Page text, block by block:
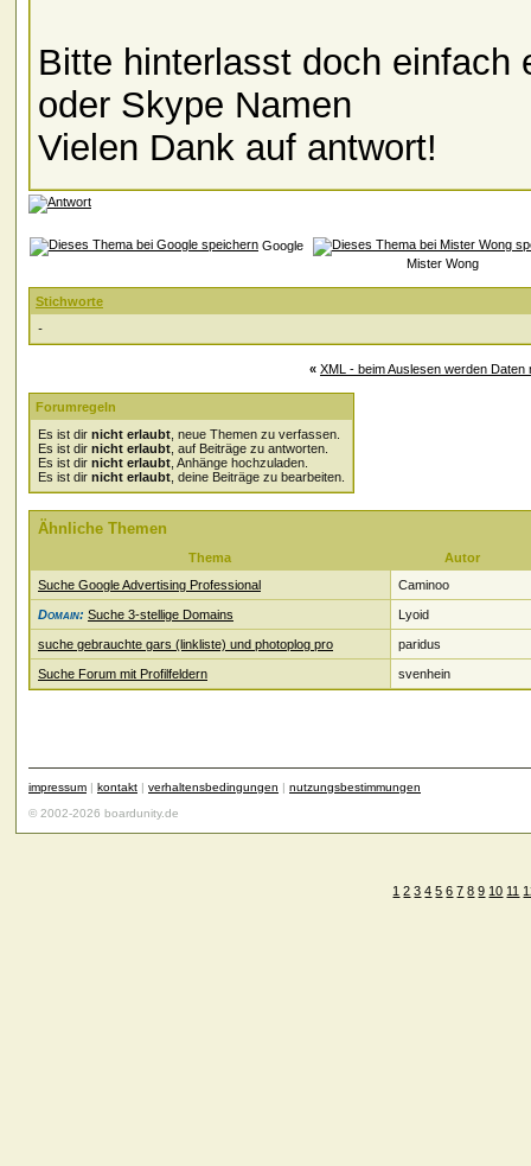
Bitte hinterlasst doch einfach
oder Skype Namen
Vielen Dank auf antwort!
Google
Mister Wong
Stichworte
-
« XML - beim Auslesen werden Daten
Forumregeln
Es ist dir nicht erlaubt , neue Themen zu verfassen.
Es ist dir nicht erlaubt , auf Beiträge zu antworten.
Es ist dir nicht erlaubt , Anhänge hochzuladen.
Es ist dir nicht erlaubt , deine Beiträge zu bearbeiten.
Ähnliche Themen
Thema
Autor
Suche Google Advertising Professional
Caminoo
Domain: Suche 3-stellige Domains Lyoid
suche gebrauchte gars (linkliste) und photoplog pro paridus
Suche Forum mit Profilfeldern svenhein
impressum | kontakt | verhaltensbedingungen | nutzungsbestimmungen
© 2002-2026 boardunity.de
1 2 3 4 5 6 7 8 9 10 11